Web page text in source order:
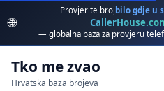
🌐
Provjerite broj bilo gdje u
— globalna baza za provjeru
Tko me zvao
Hrvatska baza brojeva